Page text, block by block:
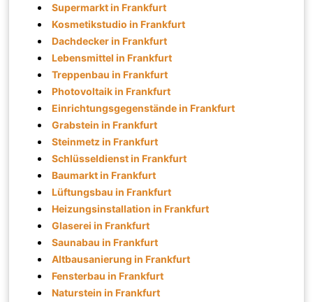
Supermarkt in Frankfurt
Kosmetikstudio in Frankfurt
Dachdecker in Frankfurt
Lebensmittel in Frankfurt
Treppenbau in Frankfurt
Photovoltaik in Frankfurt
Einrichtungsgegenstände in Frankfurt
Grabstein in Frankfurt
Steinmetz in Frankfurt
Schlüsseldienst in Frankfurt
Baumarkt in Frankfurt
Lüftungsbau in Frankfurt
Heizungsinstallation in Frankfurt
Glaserei in Frankfurt
Saunabau in Frankfurt
Altbausanierung in Frankfurt
Fensterbau in Frankfurt
Naturstein in Frankfurt